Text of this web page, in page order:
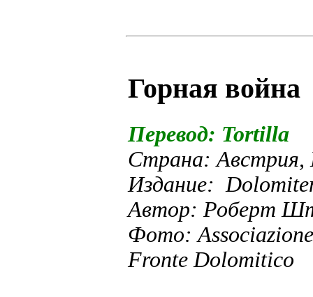
Горная война
Перевод: Tortilla
Страна: Австрия,
Издание:
Автор: Роберт
Фото:
Fronte Dolomitico